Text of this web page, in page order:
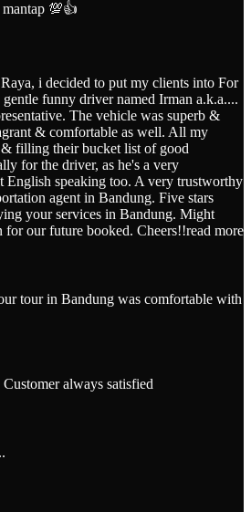
💯👍
i decided to put my clients into For
funny driver named Irman a.k.a....
The vehicle was superb &
& comfortable as well. All my
filling their bucket list of good
for the driver, as he's a very
English speaking too. A very trustworthy
agent in Bandung. Five stars
your services in Bandung. Might
for our future booked. Cheers!!read more
tour in Bandung was comfortable with
always satisfied